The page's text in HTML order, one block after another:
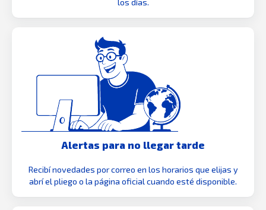
los días.
Alertas para no llegar tarde
Recibí novedades por correo en los horarios que elijas y
abrí el pliego o la página oficial cuando esté disponible.